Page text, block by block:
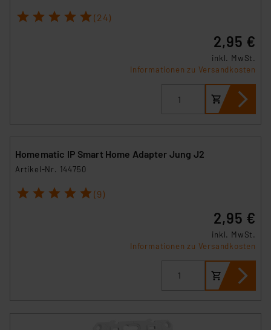
1 2 3 4 5 (24)
2,95 €
inkl. MwSt.
Informationen zu Versandkosten
Homematic IP Smart Home Adapter Jung J2
Artikel-Nr. 144750
1 2 3 4 5 (9)
2,95 €
inkl. MwSt.
Informationen zu Versandkosten